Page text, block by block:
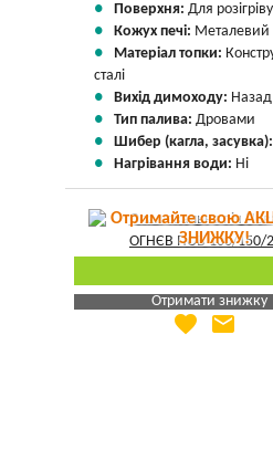
Поверхня: Для розігріву
Кожух печі: Металевий
Матеріал топки:
сталі
Вихід димоходу: Назад
Тип палива: Дровами
Шибер (кагла,
Нагрівання води: Ні
Отримайте свою
ЗНИЖКУ!
Отримати знижку
Яка Ваша ціна
favorite email